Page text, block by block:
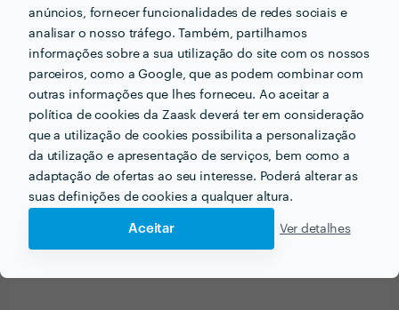
anúncios, fornecer funcionalidades de redes sociais e
analisar o nosso tráfego. Também, partilhamos
informações sobre a sua utilização do site com os nossos
parceiros, como a Google, que as podem combinar com
outras informações que lhes forneceu. Ao aceitar a
política de cookies da Zaask deverá ter em consideração
que a utilização de cookies possibilita a personalização
da utilização e apresentação de serviços, bem como a
adaptação de ofertas ao seu interesse. Poderá alterar as
suas definições de cookies a qualquer altura.
Aceitar Ver detalhes